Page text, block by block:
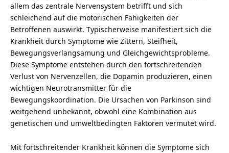
allem das zentrale Nervensystem betrifft und sich
schleichend auf die motorischen Fähigkeiten der
Betroffenen auswirkt. Typischerweise manifestiert sich die
Krankheit durch Symptome wie Zittern, Steifheit,
Bewegungsverlangsamung und Gleichgewichtsprobleme.
Diese Symptome entstehen durch den fortschreitenden
Verlust von Nervenzellen, die Dopamin produzieren, einen
wichtigen Neurotransmitter für die
Bewegungskoordination. Die Ursachen von Parkinson sind
weitgehend unbekannt, obwohl eine Kombination aus
genetischen und umweltbedingten Faktoren vermutet wird.
Mit fortschreitender Krankheit können die Symptome sich